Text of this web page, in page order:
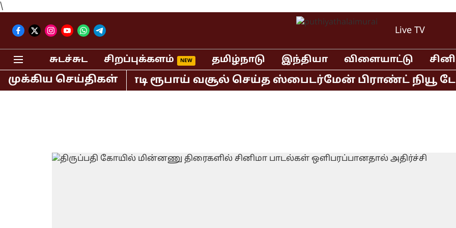
\
Live TV
சுடச்சுட சிறப்புக்களம் தமிழ்நாடு இந்தியா விளையாட்டு
முக்கிய செய்திகள்
மட்டும் 400 கோடி ரூபாய் வசூல் செய்த ஸ்பைடர்மேன் பிராண்ட் நியூ டே